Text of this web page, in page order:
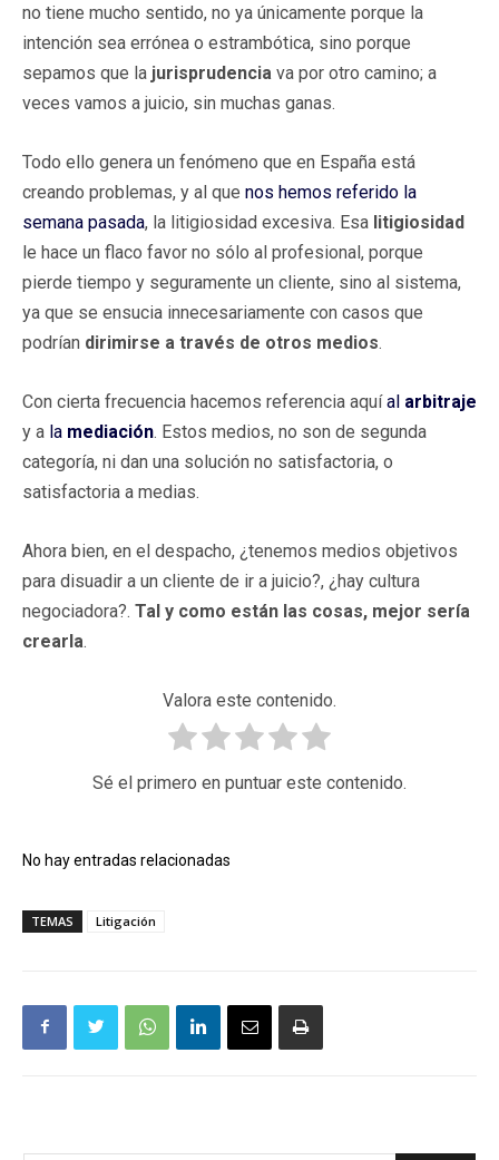
no tiene mucho sentido, no ya únicamente porque la
intención sea errónea o estrambótica, sino porque
sepamos que la jurisprudencia va por otro camino; a
veces vamos a juicio, sin muchas ganas.
Todo ello genera un fenómeno que en España está
creando problemas, y al que nos hemos referido la
semana pasada, la litigiosidad excesiva. Esa litigiosidad
le hace un flaco favor no sólo al profesional, porque
pierde tiempo y seguramente un cliente, sino al sistema,
ya que se ensucia innecesariamente con casos que
podrían dirimirse a través de otros medios.
Con cierta frecuencia hacemos referencia aquíal arbitraje
y a la mediación. Estos medios, no son de segunda
categoría, ni dan una solución no satisfactoria, o
satisfactoria a medias.
Ahora bien, en el despacho, ¿tenemos medios objetivos
para disuadir a un cliente de ir a juicio?, ¿hay cultura
negociadora?. Tal y como están las cosas, mejor sería
crearla.
Valora este contenido.
Sé el primero en puntuar este contenido.
No hay entradas relacionadas
TEMAS Litigación